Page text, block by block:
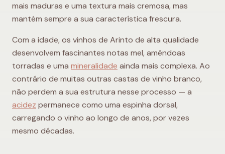
mais maduras e uma textura mais cremosa, mas
mantém sempre a sua característica frescura.
Com a idade, os vinhos de Arinto de alta qualidade
desenvolvem fascinantes notas mel, amêndoas
torradas e uma mineralidade ainda mais complexa. Ao
contrário de muitas outras castas de vinho branco,
não perdem a sua estrutura nesse processo — a
acidez permanece como uma espinha dorsal,
carregando o vinho ao longo de anos, por vezes
mesmo décadas.